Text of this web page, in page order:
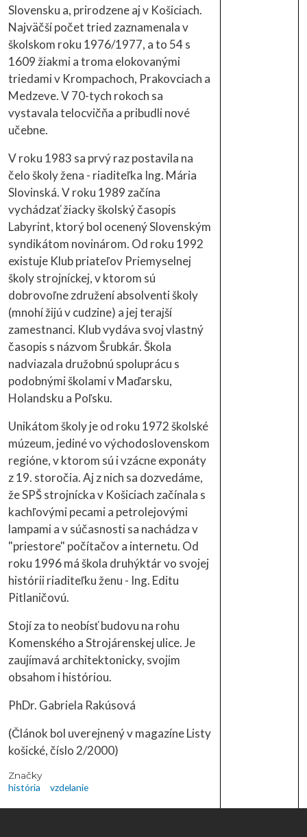
Slovensku a, prirodzene aj v Košiciach.
Najväčší počet tried zaznamenala v
školskom roku 1976/1977, a to 54 s
1609 žiakmi a troma elokovanými
triedami v Krompachoch, Prakovciach a
Medzeve. V 70-tych rokoch sa
vystavala telocvičňa a pribudli nové
učebne.
V roku 1983 sa prvý raz postavila na
čelo školy žena - riaditeľka Ing. Mária
Slovinská. V roku 1989 začína
vychádzať žiacky školský časopis
Labyrint, ktorý bol ocenený Slovenským
syndikátom novinárom. Od roku 1992
existuje Klub priateľov Priemyselnej
školy strojníckej, v ktorom sú
dobrovoľne združení absolventi školy
(mnohí žijú v cudzine) a jej terajší
zamestnanci. Klub vydáva svoj vlastný
časopis s názvom Šrubkár. Škola
nadviazala družobnú spoluprácu s
podobnými školami v Maďarsku,
Holandsku a Poľsku.
Unikátom školy je od roku 1972 školské
múzeum, jediné vo východoslovenskom
regióne, v ktorom sú i vzácne exponáty
z 19. storočia. Aj z nich sa dozvedáme,
že SPŠ strojnícka v Košiciach začínala s
kachľovými pecami a petrolejovými
lampami a v súčasnosti sa nachádza v
"priestore" počítačov a internetu. Od
roku 1996 má škola druhýktár vo svojej
histórii riaditeľku ženu - Ing. Editu
Pitlaničovú.
Stojí za to neobísť budovu na rohu
Komenského a Strojárenskej ulice. Je
zaujímavá architektonicky, svojim
obsahom i históriou.
PhDr. Gabriela Rakúsová
(Článok bol uverejnený v magazíne Listy
košické, číslo 2/2000)
Značky
história vzdelanie